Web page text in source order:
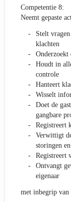
Competentie 8:
Neemt gepaste
Stelt
klachten
Onderzoekt
Houdt in
controle
Hanteert
Wisselt
Doet de
gangbare
Registreert
Verwittigt
storingen
Registreert
Ontvangt
eigenaar
met inbegrip van